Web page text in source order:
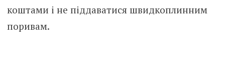
коштами і не піддаватися швидкоплинним
поривам.